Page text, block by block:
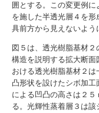
囲とする。この変更例
を施した半透光層４を
具前方から見えないよう
図５は、透光樹脂基材
構造を説明する拡大断
おける透光樹脂基材２
凸形状を設けたシボ加
による凹凸の高さは２
る。光輝性蒸着層３は該